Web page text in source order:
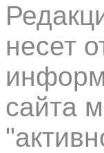
несет
сайта